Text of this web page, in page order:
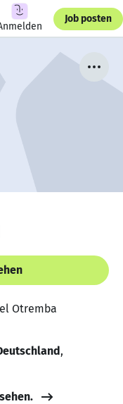
Job posten
Otremba
,